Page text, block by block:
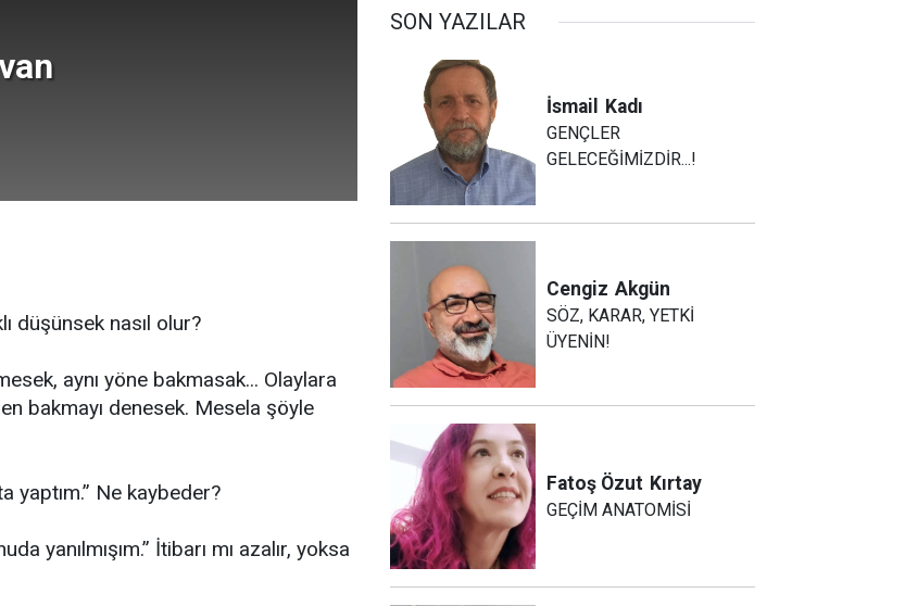
düşünsek nasıl olur?
aynı yöne bakmasak... Olaylara
bakmayı denesek. Mesela şöyle
yaptım.” Ne kaybeder?
yanılmışım.” İtibarı mı azalır, yoksa
SON YAZILAR
İsmail Kadı
GENÇLER
GELECEĞİMİZDİR...!
Cengiz Akgün
SÖZ, KARAR, YETKİ
ÜYENİN!
Fatoş Özut Kırtay
GEÇİM ANATOMİSİ